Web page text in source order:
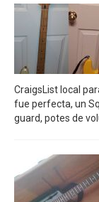
CraigsList local
fue perfecta, un
guard, potes de